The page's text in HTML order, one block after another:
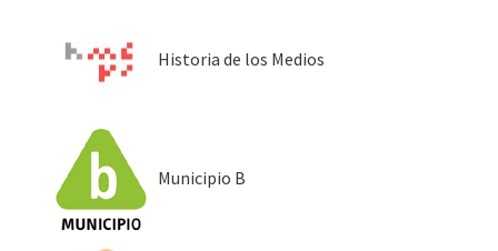
Historia de los Medios
Municipio B